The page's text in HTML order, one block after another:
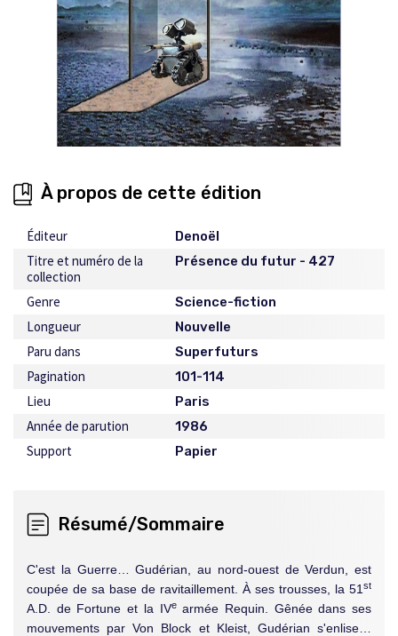
À propos de cette édition
Éditeur Denoël
Titre et numéro de la
collection
Présence du futur - 427
Genre Science-fiction
Longueur Nouvelle
Paru dans Superfuturs
Pagination 101-114
Lieu Paris
Année de parution 1986
Support Papier
Résumé/Sommaire
C'est la Guerre… Gudérian, au nord-ouest de Verdun, est
coupée de sa base de ravitaillement. À ses trousses, la 51 st
A.D. de Fortune et la IVearmée Requin. Gênée dans ses
mouvements par Von Block et Kleist, Gudérian s'enlise…